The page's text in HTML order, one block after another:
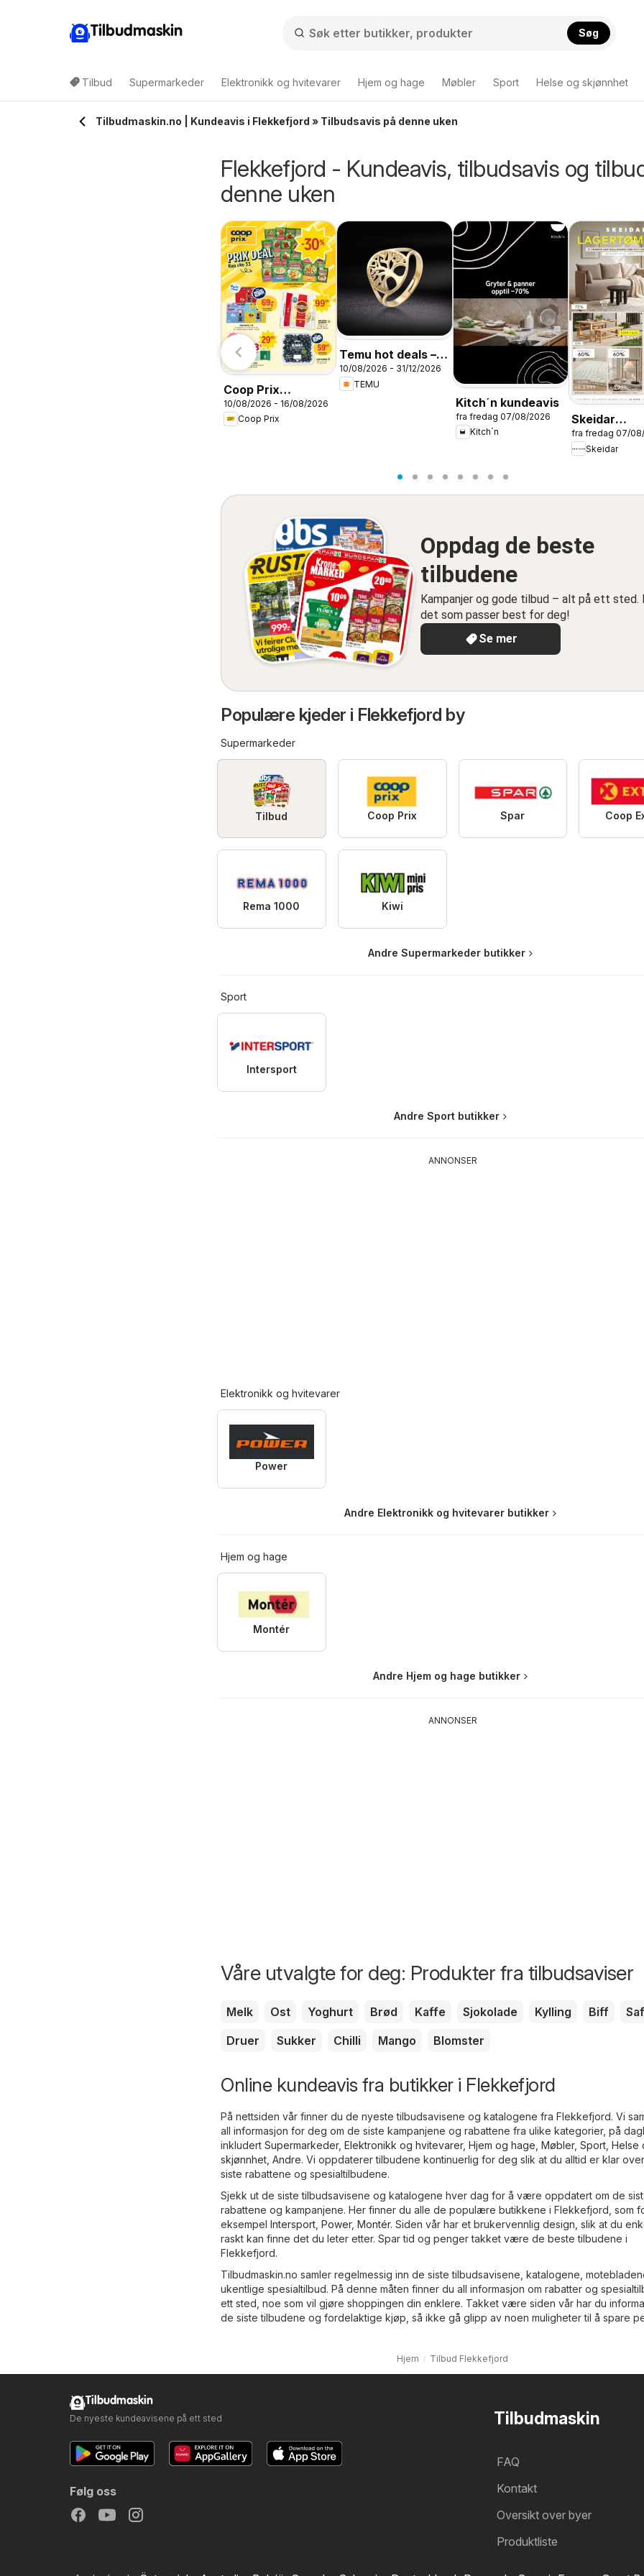
Tilbudmaskin Søg
Tilbud Supermarkeder Elektronikk og hvitevarer Hjem og hage Møbler Sport Helse og skjønnhet
Tilbudmaskin.no | Kundeavis i Flekkefjord » Tilbudsavis på denne uken
Flekkefjord - Kundeavis, tilbudsavis og
denne uken
Coop Prix
kundeavis
10/08/2026 - 16/08/2026
Coop Prix
Temu hot deals –
Norway
10/08/2026 - 31/12/2026
TEMU
Kitch´n kundeavis
fra fredag 07/08/2026
Kitch´n
Skeidar
RYDDESALG
fra fredag 07/
Skeidar
Oppdag de beste
tilbudene
Kampanjer og gode tilbud – alt på ett sted.
det som passer best for deg!
Se mer
Populære kjeder i Flekkefjord by
Supermarkeder
Tilbud Coop Prix Spar Coop
Rema 1000 Kiwi
Andre Supermarkeder butikker
Sport
Intersport
Andre Sport butikker
ANNONSER
Elektronikk og hvitevarer
Power
Andre Elektronikk og hvitevarer butikker
Hjem og hage
Montér
Andre Hjem og hage butikker
ANNONSER
Våre utvalgte for deg: Produkter fra tilbudsaviser
Melk Ost Yoghurt Brød Kaffe Sjokolade Kylling Biff
Druer
Sukker Chilli Mango Blomster
Online kundeavis fra butikker i Flekkefjord
På nettsiden vår finner du de nyeste tilbudsavisene og katalogene fra Flekkefjord. Vi
all informasjon for deg om de siste kampanjene og rabattene fra ulike kategorier, på
inkludert Supermarkeder, Elektronikk og hvitevarer, Hjem og hage Møbler, Sport Helse
skjønnhet Andre. Vi oppdaterer tilbudene kontinuerlig for deg slik at du alltid er klar
siste rabattene og spesialtilbudene.
Sjekk ut de siste tilbudsavisene og katalogene hver dag for å være oppdatert om de
rabattene og kampanjene. Her finner du alle de populære butikkene i Flekkefjord, som
eksempel Intersport Power, Montér. Siden vår har et brukervennlig design, slik at du
raskt kan finne det du leter etter. Spar tid og penger takket være de beste tilbudene i
Flekkefjord.
Tilbudmaskin.no samler regelmessig inn de siste tilbudsavisene, katalogene,
ukentlige spesialtilbud. På denne måten finner du all informasjon om rabatter og
ett sted, noe som vil gjøre shoppingen din enklere. Takket være siden vår har du
de siste tilbudene og fordelaktige kjøp, så ikke gå glipp av noen muligheter til å spare
Hjem Tilbud Flekkefjord
Tilbudmaskin
FAQ
Kontakt
Oversikt over byer
Produktliste
Tilbudmaskin
De nyeste kundeavisene på ett sted
Følg oss